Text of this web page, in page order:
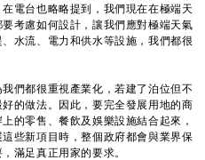
電台也略略提到，我們現在在極端天
考慮如何設計，讓我們應對極端天氣
水流、電力和供水等設施，我們都很
都很重視產業化，若建了泊位但不
的做法。因此，要完全發展用地的商
的零售、餐飲及娛樂設施結合起來，
些新項目時，整個政府都會與業界保
滿足真正用家的要求。